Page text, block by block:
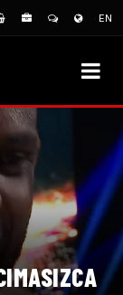
EN